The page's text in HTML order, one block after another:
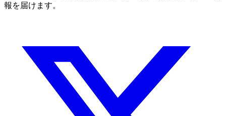
報を届けます。